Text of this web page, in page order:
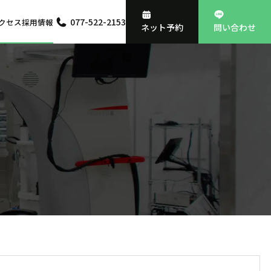
セス採用情報 077-522-2153 ネット予約 問い合わせ